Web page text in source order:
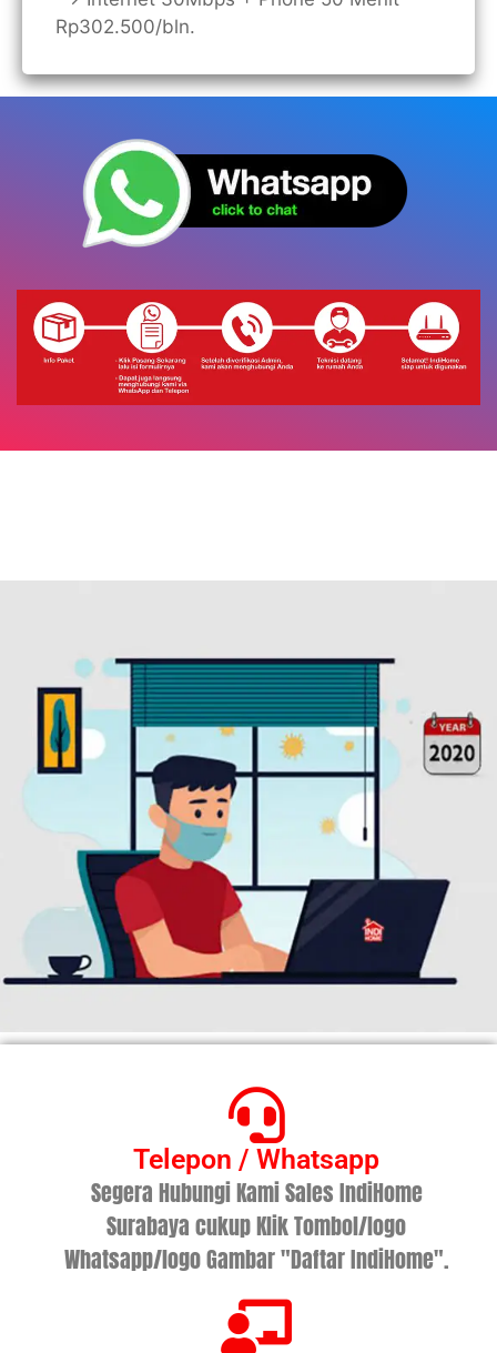
Rp302.500/bln.
Telepon / Whatsapp
Segera Hubungi Kami Sales IndiHome
Surabaya cukup Klik Tombol/logo
Whatsapp/logo Gambar "Daftar IndiHome".